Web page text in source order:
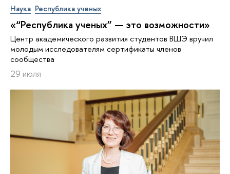
Наука Республика ученых
«“Республика ученых” — это возможности»
Центр академического развития студентов ВШЭ вручил
молодым исследователям сертификаты членов
сообщества
29 июля